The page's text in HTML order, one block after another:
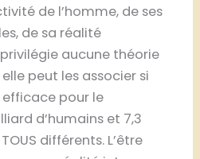
de l’homme, de ses
de sa réalité
aucune théorie
peut les associer si
pour le
d’humains et 7,3
différents. L’être